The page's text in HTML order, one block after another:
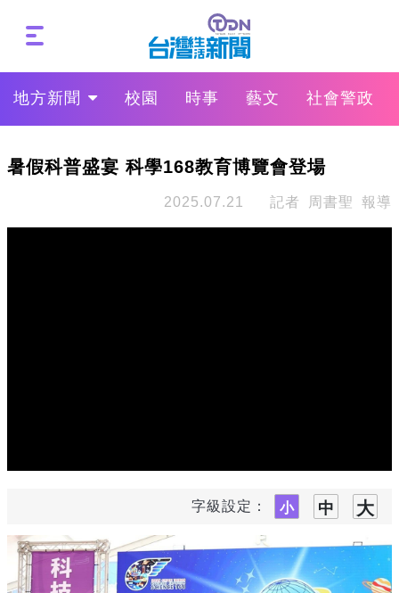
地方新聞 校園 時事 藝文 社會警政
暑假科普盛宴 科學168教育博覽會登場
2025.07.21 記者 周書聖 報導
字級設定：